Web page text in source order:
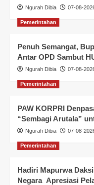
Ngurah Dibia 07-08-
Pemerintahan
Penuh Semangat,
Antar OPD Sambut
Ngurah Dibia 07-08-
Pemerintahan
PAW KORPRI
“Sembagi Arutala”
Ngurah Dibia 07-08-
Pemerintahan
Hadiri Mapurwa
Negara Apresiasi